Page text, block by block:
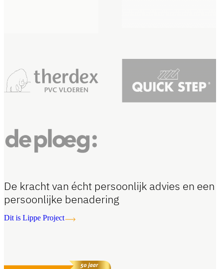
De kracht van écht persoonlijk advies en een
persoonlijke benadering
Dit is Lippe Project